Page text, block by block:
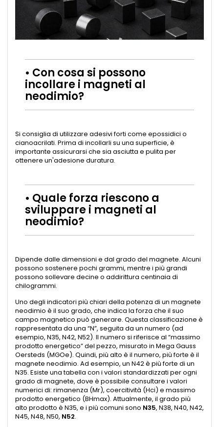
• Con cosa si possono
incollare i magneti al
neodimio?
Si consiglia di utilizzare adesivi forti come epossidici o
cianoacrilati. Prima di incollarli su una superficie, è
importante assicurarsi che sia asciutta e pulita per
ottenere un'adesione duratura.
• Quale forza riescono a
sviluppare i magneti al
neodimio​?
Dipende dalle dimensioni e dal grado del magnete. Alcuni
possono sostenere pochi grammi, mentre i più grandi
possono sollevare decine o addirittura centinaia di
chilogrammi.
Uno degli indicatori più chiari della potenza di un magnete
neodimio è il suo grado, che indica la forza che il suo
campo magnetico può generare. Questa classificazione è
rappresentata da una “N”, seguita da un numero (ad
esempio, N35, N42, N52). Il numero si riferisce al “massimo
prodotto energetico” del pezzo, misurato in Mega Gauss
Oersteds (MGOe). Quindi, più alto è il numero, più forte è il
magnete neodimio. Ad esempio, un N42 è più forte di un
N35. Esiste una tabella con i valori standardizzati per ogni
grado di magnete, dove è possibile consultare i valori
numerici di: rimanenza (Mr), coercitività (Hci) e massimo
prodotto energetico (BHmax). Attualmente, il grado più
alto prodotto è N35, e i più comuni sono N35, N38, N40, N42,
N45, N48, N50, N52.